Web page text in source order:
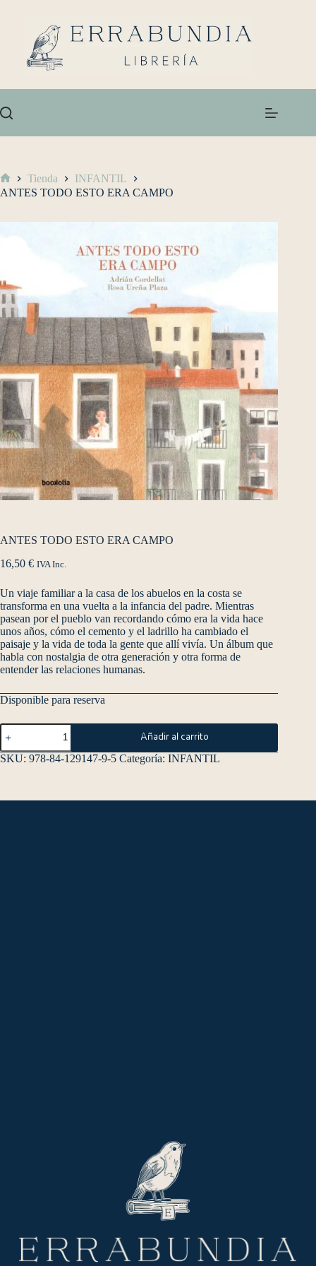
Tienda
INFANTIL
ANTES TODO ESTO ERA CAMPO
ANTES TODO ESTO ERA CAMPO
16,50 € IVA Inc.
Un viaje familiar a la casa de los abuelos en la costa se
transforma en una vuelta a la infancia del padre. Mientras
pasean por el pueblo van recordando cómo era la vida hace
unos años, cómo el cemento y el ladrillo ha cambiado el
paisaje y la vida de toda la gente que allí vivía. Un álbum que
habla con nostalgia de otra generación y otra forma de
entender las relaciones humanas.
Disponible para reserva
Añadir al carrito
SKU: 978-84-129147-9-5 Categoría: INFANTIL